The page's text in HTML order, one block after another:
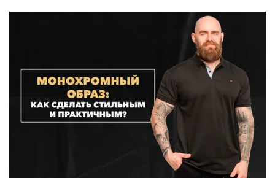
жилеты
мужскаая мода
тактические перчатки джинсы
бейсболки спорт кепки мужской лонгслив
городской стиль
мужская футболка